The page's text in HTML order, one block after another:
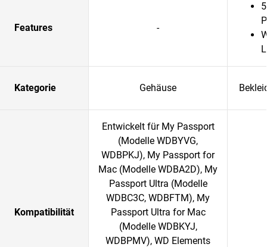
Features -
Kategorie Gehäuse
Kompatibilität
Entwickelt für My Passport
(Modelle WDBYVG,
WDBPKJ), My Passport for
Mac (Modelle WDBA2D), My
Passport Ultra (Modelle
WDBC3C, WDBFTM), My
Passport Ultra for Mac
(Modelle WDBKYJ,
WDBPMV), WD Elements